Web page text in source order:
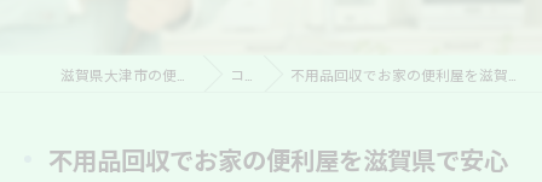
コラム 不用品回収でお家の便利屋を滋賀県で安心して選ぶ比較ポイント
不用品回収でお家の便利屋を滋賀県で安心